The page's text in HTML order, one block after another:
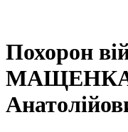
Похорон
МАЩЕНКА